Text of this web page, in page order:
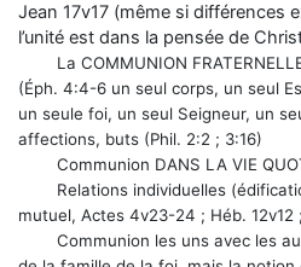
Jean 17v17 (même si différences
l’unité est dans la pensée de
La COMMUNION
(Éph. 4:4-6 un seul corps, un seul
un seule foi, un seul Seigneur, un
affections, buts (Phil. 2:2 ; 3:16)
Communion DANS LA VIE
Relations individuelles
mutuel, Actes 4v23-24 ; Héb. 12v12
Communion les uns avec les